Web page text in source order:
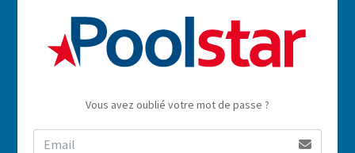
Vous avez oublié votre mot de passe ?